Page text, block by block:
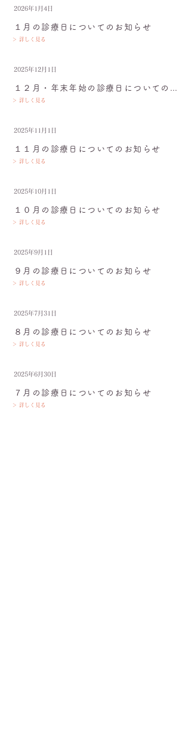
2026年1月4日
１月の診療日についてのお知らせ
＞ 詳しく見る
2025年12月1日
１２月・年末年始の診療日についてのお知らせ
＞ 詳しく見る
2025年11月1日
１１月の診療日についてのお知らせ
＞ 詳しく見る
2025年10月1日
１０月の診療日についてのお知らせ
＞ 詳しく見る
2025年9月1日
９月の診療日についてのお知らせ
＞ 詳しく見る
2025年7月31日
８月の診療日についてのお知らせ
＞ 詳しく見る
2025年6月30日
７月の診療日についてのお知らせ
＞ 詳しく見る